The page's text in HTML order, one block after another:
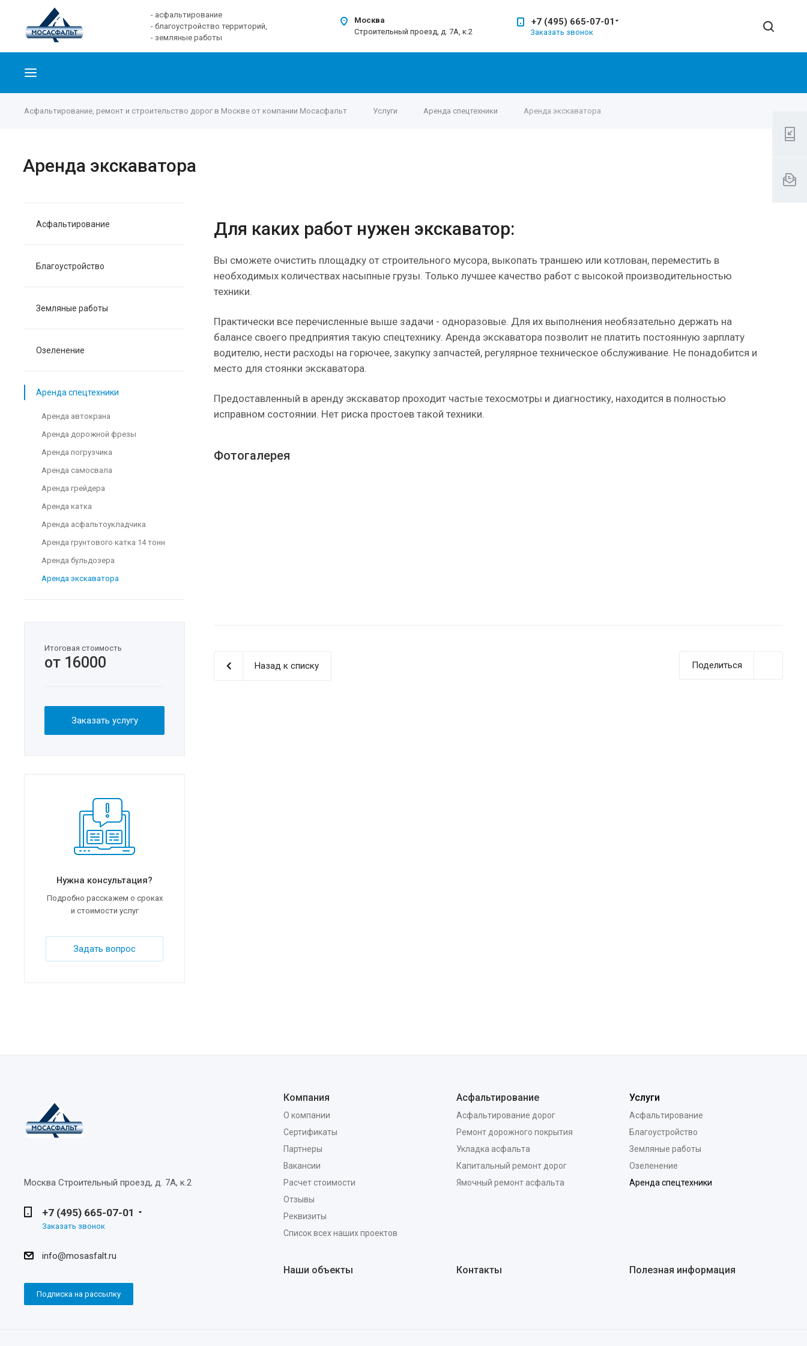
- асфальтирование
- благоустройство территорий,
- земляные работы
Москва
Строительный проезд, д. 7А, к.2
+7 (495) 665-07-01
Заказать звонок
Асфальтирование, ремонт и строительство дорог в Москве от компании Мосасфальт Услуги Аренда спецтехники Аренда экскаватора
Аренда экскаватора
Для каких работ нужен экскаватор:
Вы сможете очистить площадку от строительного мусора, выкопать траншею или котлован, переместить в
необходимых количествах насыпные грузы. Только лучшее качество работ с высокой производительностью
техники.
Практически все перечисленные выше задачи - одноразовые. Для их выполнения необязательно держать на
балансе своего предприятия такую спецтехнику. Аренда экскаватора позволит не платить постоянную зарплату
водителю, нести расходы на горючее, закупку запчастей, регулярное техническое обслуживание. Не понадобится и
место для стоянки экскаватора.
Предоставленный в аренду экскаватор проходит частые техосмотры и диагностику, находится в полностью
исправном состоянии. Нет риска простоев такой техники.
Фотогалерея
Поделиться
Назад к списку
Асфальтирование
Благоустройство
Земляные работы
Озеленение
Аренда спецтехники
Аренда автокрана
Аренда дорожной фрезы
Аренда погрузчика
Аренда самосвала
Аренда грейдера
Аренда катка
Аренда асфальтоукладчика
Аренда грунтового катка 14 тонн
Аренда бульдозера
Аренда экскаватора
Итоговая стоимость
от 16000
Заказать услугу
Нужна консультация?
Подробно расскажем о сроках
и стоимости услуг
Задать вопрос
Москва Строительный проезд, д. 7А, к.2
+7 (495) 665-07-01
Заказать звонок
info@mosasfalt.ru
Подписка на рассылку
Компания
О компании
Сертификаты
Партнеры
Вакансии
Расчет стоимости
Отзывы
Реквизиты
Список всех наших проектов
Асфальтирование
Асфальтирование дорог
Ремонт дорожного покрытия
Укладка асфальта
Капитальный ремонт дорог
Ямочный ремонт асфальта
Услуги
Асфальтирование
Благоустройство
Земляные работы
Озеленение
Аренда спецтехники
Наши объекты Контакты Полезная информация